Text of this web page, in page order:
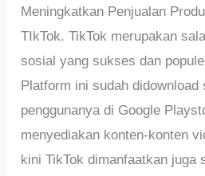
Meningkatkan Penjualan
TIkTok. TikTok merupakan
sosial yang sukses dan
Platform ini sudah
penggunanya di Google
menyediakan konten-konten
kini TikTok dimanfaatkan juga